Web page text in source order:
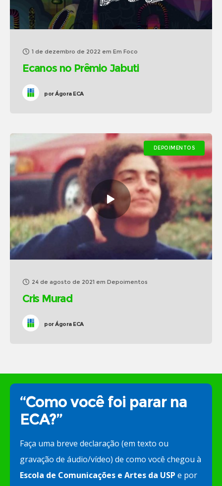
1 de dezembro de 2022 em Em Foco
Ecanos no Prêmio Jabuti
porÁgora ECA
DEPOIMENTOS
24 de agosto de 2021 em Depoimentos
Cris Murad
porÁgora ECA
“Como você foi parar na
ECA?”
Faça uma breve declaração (em texto ou
gravação de áudio/vídeo) de como você chegou à
Escola de Comunicações e Artes da USP e por